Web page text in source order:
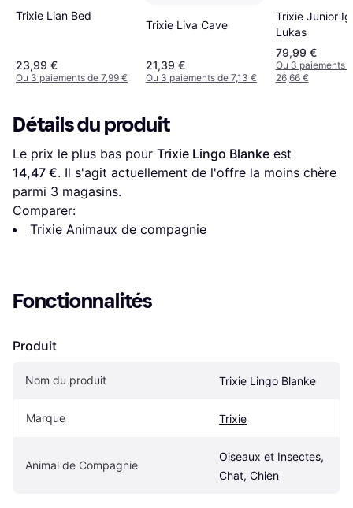
Trixie Lian Bed
23,99 €
Ou 3 paiements de 7,99 €
Trixie Liva Cave
21,39 €
Ou 3 paiements de 7,13 €
Trixie Junior
Lukas
79,99 €
Ou 3 paiements
26,66 €
Détails du produit
Le prix le plus bas pour Trixie Lingo Blanke
14,47 €. Il s'agit actuellement de l'offre la moins chère
parmi 3 magasins.
Comparer:
Trixie Animaux de compagnie
Fonctionnalités
Produit
Nom du produit Trixie Lingo Blanke
Marque Trixie
Animal de Compagnie
Oiseaux et Insectes,
Chat, Chien